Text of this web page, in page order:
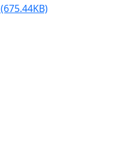
(675.44KB)